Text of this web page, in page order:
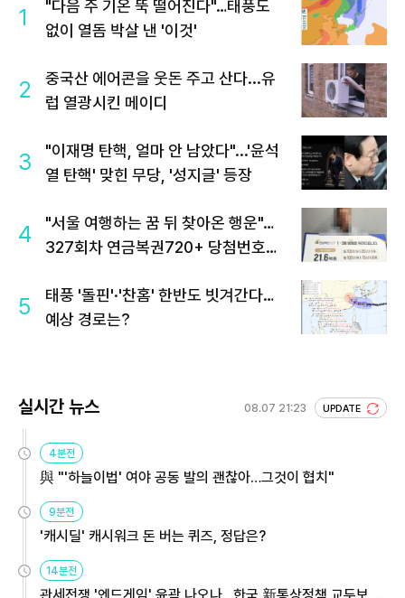
1
"다음 주 기온 뚝 떨어진다"…태풍도
없이 열돔 박살 낸 '이것'
2
중국산 에어콘을 웃돈 주고 산다...유
럽 열광시킨 메이디
3
"이재명 탄핵, 얼마 안 남았다"...'윤석
열 탄핵' 맞힌 무당, '성지글' 등장
4
"서울 여행하는 꿈 뒤 찾아온 행운"…
327회차 연금복권720+ 당첨번호조
5
태풍 '돌핀'·'찬홈' 한반도 빗겨간다…
예상 경로는?
실시간 뉴스 08.07 21:23 UPDATE
4분전
與 "'하늘이법' 여야 공동 발의 괜찮아…그것이 협치"
9분전
'캐시딜' 캐시워크 돈 버는 퀴즈, 정답은?
14분전
관세전쟁 '엔드게임' 윤곽 나오나…한국 新통상정책 교두보 활